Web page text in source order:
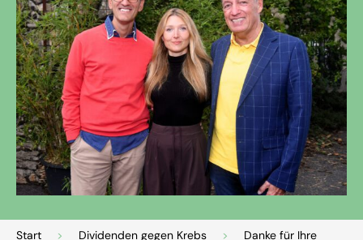
Start > Dividenden gegen Krebs >
Danke für Ihre